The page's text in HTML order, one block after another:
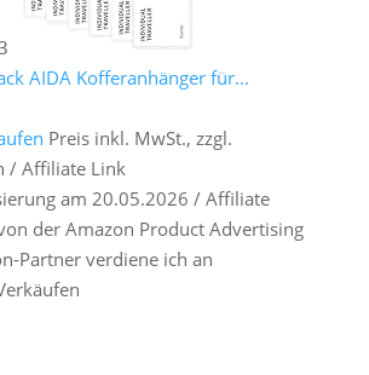
AIDA Kofferanhänger für...
Preis inkl. MwSt., zzgl.
/ Affiliate Link
am 20.05.2026 / Affiliate
der Amazon Product Advertising
Partner verdiene ich an